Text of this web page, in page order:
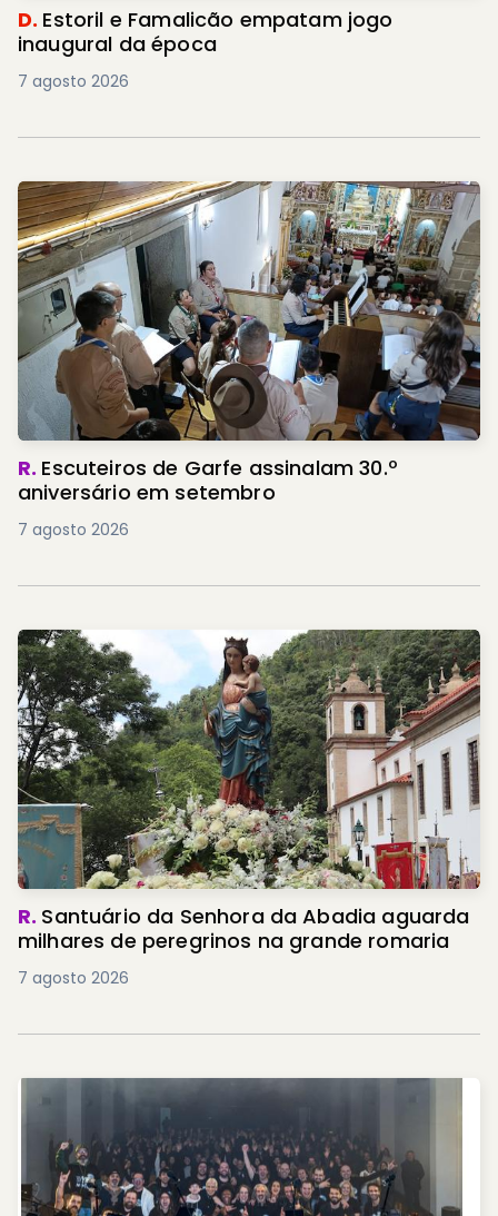
D. Estoril e Famalicão empatam jogo
inaugural da época
7 agosto 2026
R. Escuteiros de Garfe assinalam 30.º
aniversário em setembro
7 agosto 2026
R. Santuário da Senhora da Abadia aguarda
milhares de peregrinos na grande romaria
7 agosto 2026